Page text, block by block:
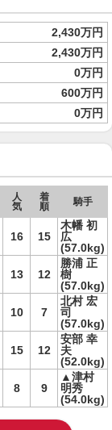
2,430万円
2,430万円
0万円
600万円
0万円
人
気
着
順
騎手
16 15
木幡 初
広
(57.0kg)
13 12
勝浦 正
樹
(57.0kg)
10 7
北村 宏
司
(57.0kg)
15 12
安部 幸
夫
(52.0kg)
8 9
▲津村
明秀
(54.0kg)